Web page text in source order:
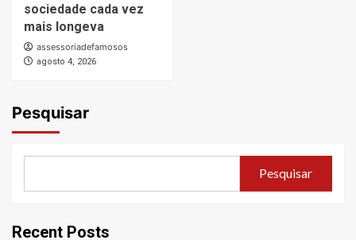
sociedade cada vez
mais longeva
assessoriadefamosos
agosto 4, 2026
Pesquisar
Pesquisar
Recent Posts